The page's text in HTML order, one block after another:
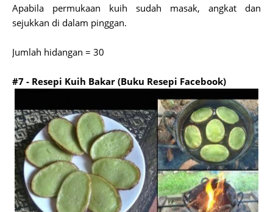
Apabila permukaan kuih sudah masak, angkat dan
sejukkan di dalam pinggan.
Jumlah hidangan = 30
#7 - Resepi Kuih Bakar (Buku Resepi Facebook)